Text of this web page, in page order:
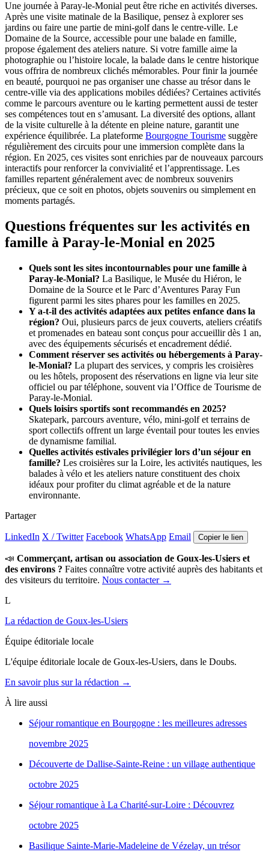
Une journée à Paray-le-Monial peut être riche en activités diverses.
Après une visite matinale de la Basilique, pensez à explorer ses
jardins ou faire une partie de mini-golf dans le centre-ville. Le
Domaine de la Source, accessible pour une balade en famille,
propose également des ateliers nature. Si votre famille aime la
photographie ou l’histoire locale, la balade dans le centre historique
vous offrira de nombreux clichés mémorables. Pour finir la journée
en beauté, pourquoi ne pas organiser une chasse au trésor dans le
centre-ville via des applications mobiles dédiées? Certaines activités
comme le parcours aventure ou le karting permettent aussi de tester
ses compétences tout en s’amusant. La diversité des options, allant
de la visite culturelle à la détente en pleine nature, garantit une
expérience équilibrée. La plateforme Bourgogne Tourisme suggère
régulièrement des circuits pour une immersion complète dans la
région. En 2025, ces visites sont enrichies par de nouveaux parcours
interactifs pour renforcer la convivialité et l’apprentissage. Les
familles repartent généralement avec de nombreux souvenirs
précieux, que ce soit en photos, objets souvenirs ou simplement en
moments partagés.
Questions fréquentes sur les activités en
famille à Paray-le-Monial en 2025
Quels sont les sites incontournables pour une famille à
Paray-le-Monial? La Basilique, le Musée du Hiéron, le
Domaine de la Source et le Parc d’Aventures Paray Fun
figurent parmi les sites phares pour les familles en 2025.
Y a-t-il des activités adaptées aux petites enfance dans la
région? Oui, plusieurs parcs de jeux couverts, ateliers créatifs
et promenades en bateau sont conçus pour accueillir dès 1 an,
avec des équipements sécurisés et encadrement dédié.
Comment réserver ses activités ou hébergements à Paray-
le-Monial? La plupart des services, y compris les croisières
ou les hôtels, proposent des réservations en ligne via leur site
officiel ou par téléphone, souvent via l’Office de Tourisme de
Paray-le-Monial.
Quels loisirs sportifs sont recommandés en 2025?
Skatepark, parcours aventure, vélo, mini-golf et terrains de
sport collectifs offrent un large éventail pour toutes les envies
de dynamisme familial.
Quelles activités estivales privilégier lors d’un séjour en
famille? Les croisières sur la Loire, les activités nautiques, les
balades à vélo et les ateliers nature constituent des choix
idéaux pour profiter du climat agréable et de la nature
environnante.
Partager
LinkedIn X / Twitter Facebook WhatsApp Email Copier le lien
📣 Commerçant, artisan ou association de Goux-les-Usiers et
des environs ? Faites connaître votre activité auprès des habitants et
des visiteurs du territoire. Nous contacter →
L
La rédaction de Goux-les-Usiers
Équipe éditoriale locale
L'équipe éditoriale locale de Goux-les-Usiers, dans le Doubs.
En savoir plus sur la rédaction →
À lire aussi
Séjour romantique en Bourgogne : les meilleures adresses
novembre 2025
Découverte de Dallise-Sainte-Reine : un village authentique
octobre 2025
Séjour romantique à La Charité-sur-Loire : Découvrez
octobre 2025
Basilique Sainte-Marie-Madeleine de Vézelay, un trésor